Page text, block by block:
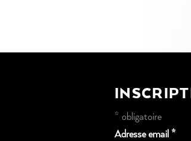
* obligatoire
Adresse email *